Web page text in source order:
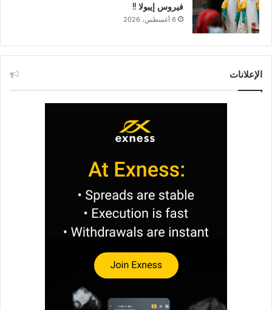
فيروس إيبولا !!
6 أغسطس، 2026
الإعلانات